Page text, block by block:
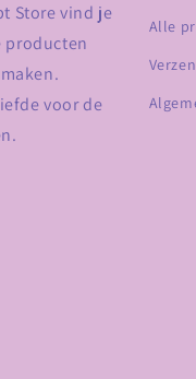
Store vind je
producten
voor de
Alle